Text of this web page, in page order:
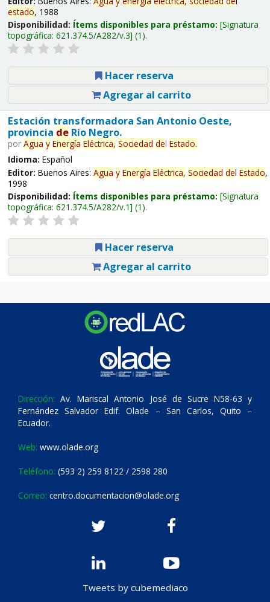
estado, 1988
Disponibilidad: Ítems disponibles para préstamo: Signatura
topográfica: 621.374.5/A282/v.3 (1).
Hacer reserva
Agregar al carrito
Estación transformadora San Antonio Oeste,
provincia deRío Negro.
por Agua y Energía Eléctrica, Sociedad del Estado.
Idioma: Español
Editor: Buenos Aires: Agua y Energía Eléctrica, Sociedad del Estado,
1998
Disponibilidad: Ítems disponibles para préstamo: Signatura
topográfica: 621.374.5/A282/v.1 (1).
Hacer reserva
Agregar al carrito
Dirección: Av. Mariscal Antonio José de Sucre N58-63 y
Fernández Salvador Edif. Olade – San Carlos, Quito –
Ecuador.
Web: www.olade.org
Teléfono: (593 2) 259 8122 / 2598 280
Correo: centro.documentacion@olade.org
Tweets by cubemediaco